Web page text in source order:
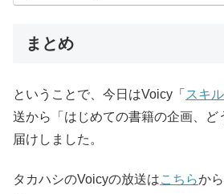
まとめ
ということで、今日はVoicy「 スキ
送から「はじめての書籍の企画、ど
届けしました。
タカハシのVoicyの放送はこちらか